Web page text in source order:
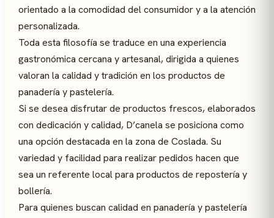
orientado a la comodidad del consumidor y a la atención
personalizada.
Toda esta filosofía se traduce en una experiencia
gastronómica cercana y artesanal, dirigida a quienes
valoran la calidad y tradición en los productos de
panadería y pastelería.
Si se desea disfrutar de productos frescos, elaborados
con dedicación y calidad, D’canela se posiciona como
una opción destacada en la zona de Coslada. Su
variedad y facilidad para realizar pedidos hacen que
sea un referente local para productos de repostería y
bollería.
Para quienes buscan calidad en panadería y pastelería